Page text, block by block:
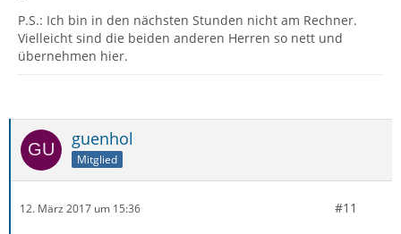
P.S.: Ich bin in den nächsten Stunden nicht am Rechner.
Vielleicht sind die beiden anderen Herren so nett und
übernehmen hier.
guenhol
Mitglied
12. März 2017 um 15:36 #11